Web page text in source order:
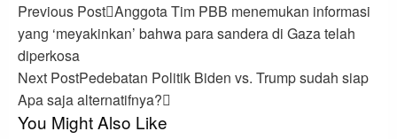
Previous Post Anggota Tim PBB menemukan informasi
yang ‘meyakinkan’ bahwa para sandera di Gaza telah
diperkosa
Next PostPedebatan Politik Biden vs. Trump sudah siap
Apa saja alternatifnya?
You Might Also Like